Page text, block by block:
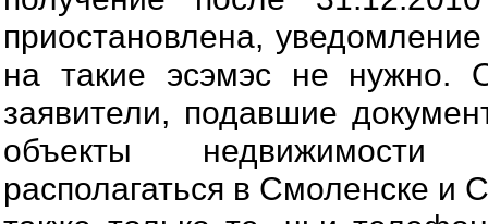
приостановлена,
на такие эсэмэс не нужно.
заявители, подавшие
объекты
располагаться в Смоленске и